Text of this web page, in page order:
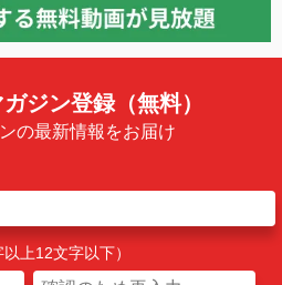
ジン登録（無料）
の最新情報をお届け
上12文字以下）